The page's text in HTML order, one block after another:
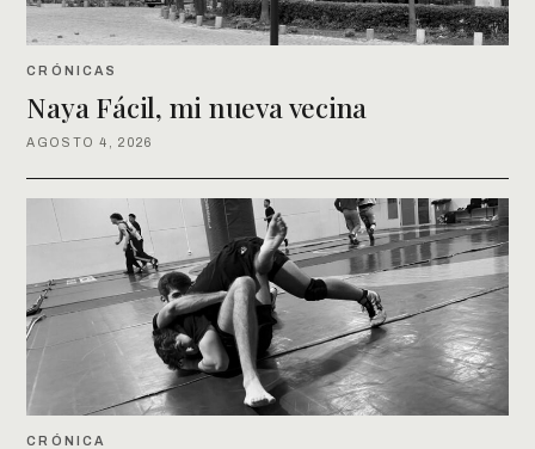
CRÓNICAS
Naya Fácil, mi nueva vecina
AGOSTO 4, 2026
CRÓNICA